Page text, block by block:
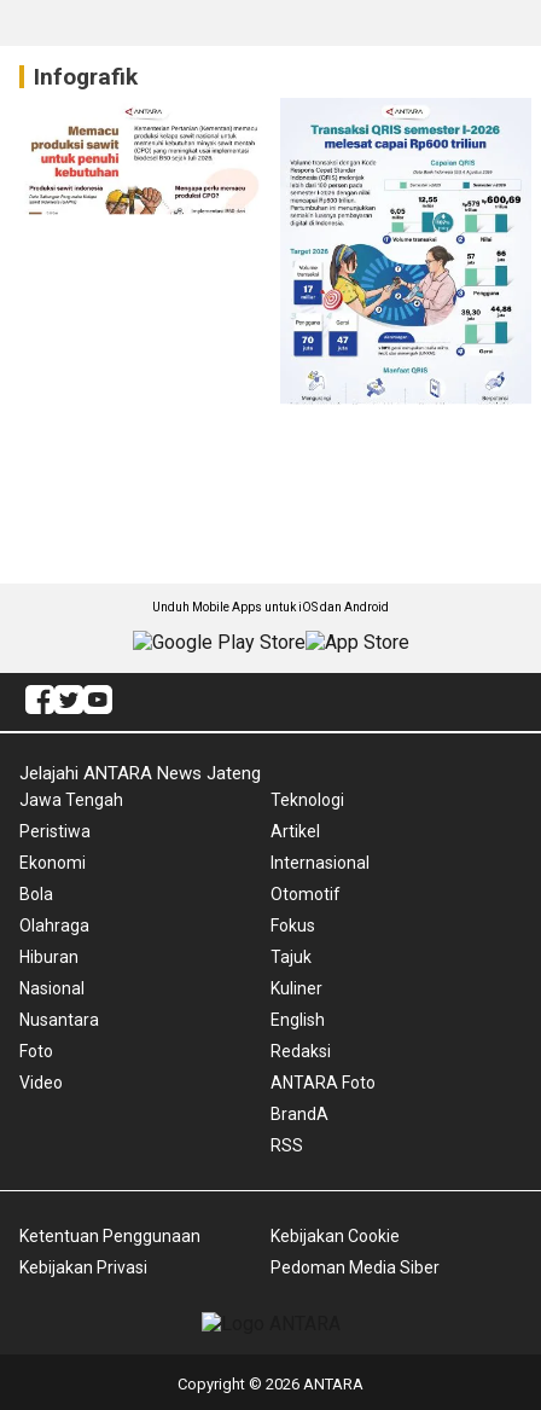
Infografik
Unduh Mobile Apps untuk iOS dan Android
Jelajahi ANTARA News Jateng
Jawa Tengah
Peristiwa
Ekonomi
Bola
Olahraga
Hiburan
Nasional
Nusantara
Foto
Video
Teknologi
Artikel
Internasional
Otomotif
Fokus
Tajuk
Kuliner
English
Redaksi
ANTARA Foto
BrandA
RSS
Ketentuan Penggunaan
Kebijakan Privasi
Kebijakan Cookie
Pedoman Media Siber
Copyright © 2026 ANTARA